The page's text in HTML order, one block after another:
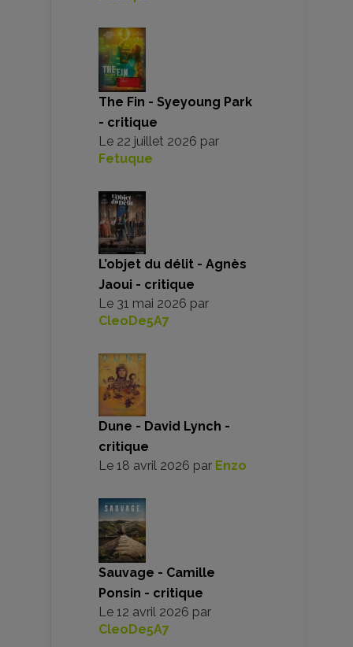
The Fin - Syeyoung Park
- critique
Le 22 juillet 2026 par
Fetuque
L’objet du délit - Agnès
Jaoui - critique
Le 31 mai 2026 par
CleoDe5A7
Dune - David Lynch -
critique
Le 18 avril 2026 par Enzo
Sauvage - Camille
Ponsin - critique
Le 12 avril 2026 par
CleoDe5A7